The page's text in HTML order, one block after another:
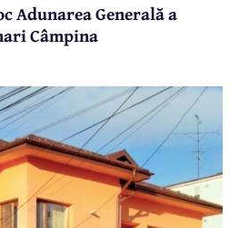
Adunarea Generală a
Câmpina